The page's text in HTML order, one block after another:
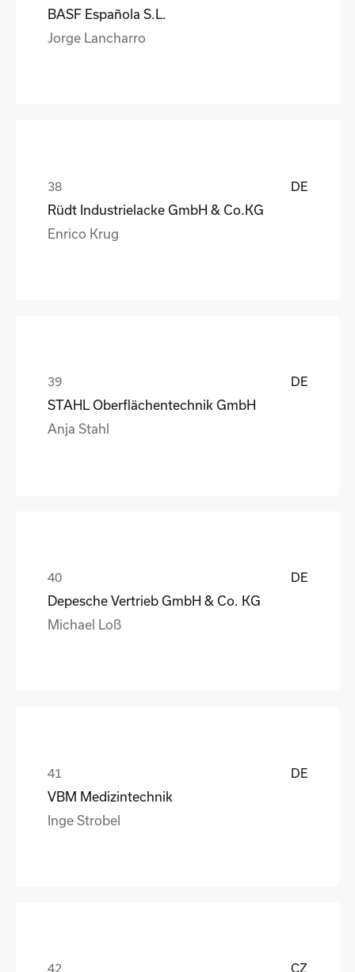
BASF Española S.L.
Jorge Lancharro
DE
Rüdt Industrielacke GmbH & Co.KG
Enrico Krug
DE
STAHL Oberflächentechnik GmbH
Anja Stahl
DE
Depesche Vertrieb GmbH & Co. KG
Michael Loß
DE
VBM Medizintechnik
Inge Strobel
CZ